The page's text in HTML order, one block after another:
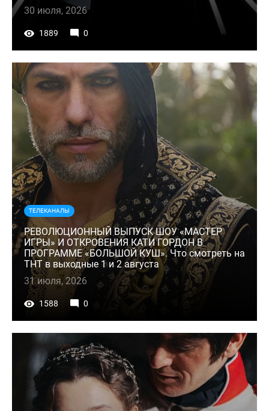
30 июля, 2026
1889 0
ТЕЛЕКАНАЛЫ
РЕВОЛЮЦИОННЫЙ ВЫПУСК ШОУ «МАСТЕР
ИГРЫ» И ОТКРОВЕНИЯ КАТИ ГОРДОН В
ПРОГРАММЕ «БОЛЬШОЙ КУШ». Что смотреть на
ТНТ в выходные 1 и 2 августа
31 июля, 2026
1588 0